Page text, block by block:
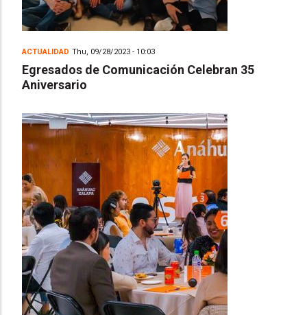
ACTUALIDAD Thu, 09/28/2023 - 10:03
Egresados de Comunicación Celebran 35
Aniversario